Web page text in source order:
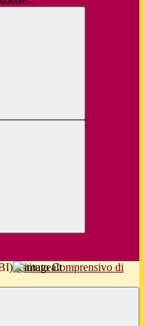
Istituto Comprensivo di